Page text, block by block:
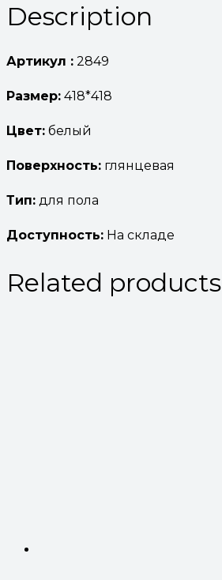
Description
Артикул : 2849
Размер: 418*418
Цвет: белый
Поверхность: глянцевая
Тип: для пола
Доступность: На складе
Related products